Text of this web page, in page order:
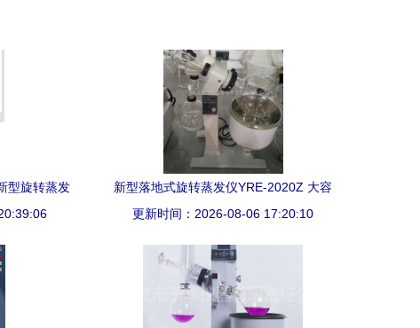
型旋转蒸发
动成果效
新型落地式旋转蒸发仪YRE-2020Z 大容
量、大口径，理想设备的理想之选
更新时间：2026-08-06 17:20:10